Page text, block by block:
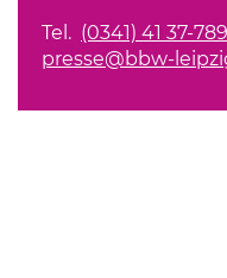
Tel. (0341) 41 37-789
presse@bbw-